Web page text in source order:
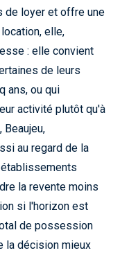
de loyer et offre une
elle,
: elle convient
de leurs
ans, ou qui
activité plutôt qu'à
au regard de la
la revente moins
si l'horizon est
de possession
la décision mieux